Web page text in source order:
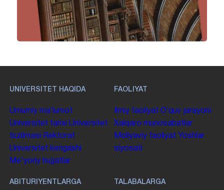
UNIVERSITET HAQIDA
Umumiy maʼlumot
Universitet tarixi Universitet
tuzilmasi Rektorat
Universitet kengashi
Me'yoriy hujjatlar
FAOLIYAT
Ilmiy faoliyat Oʻquv jarayoni
Xalqaro munosabatlar
Moliyaviy faoliyat Yoshlar
siyosati
ABITURIYENTLARGA TALABALARGA